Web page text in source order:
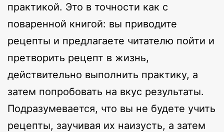
практикой. Это в точности как с
поваренной книгой: вы приводите
рецепты и предлагаете читателю пойти и
претворить рецепт в жизнь,
действительно выполнить практику, а
затем попробовать на вкус результаты.
Подразумевается, что вы не будете учить
рецепты, заучивая их наизусть, а затем